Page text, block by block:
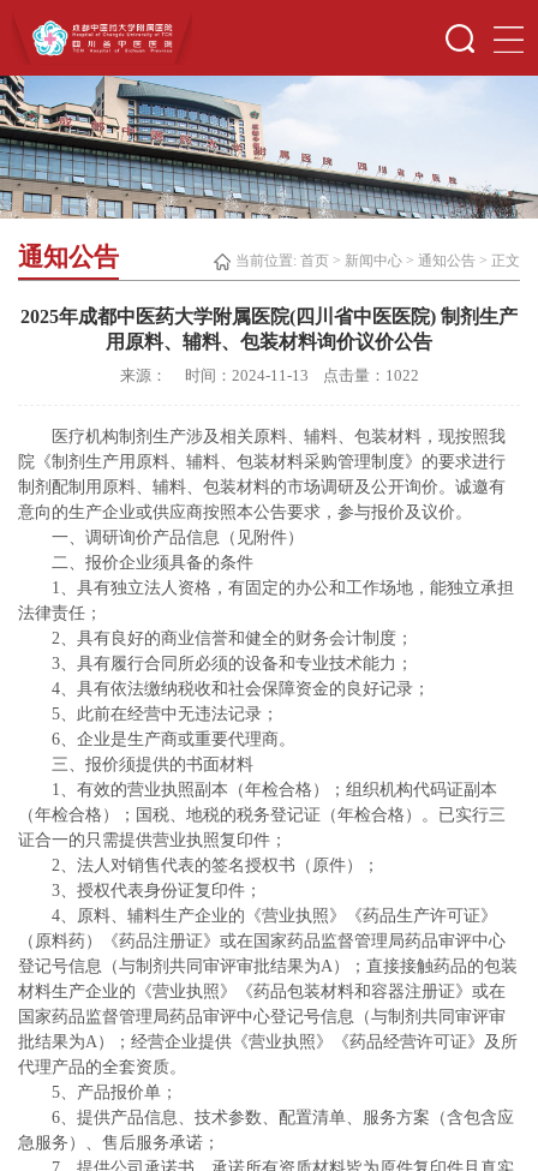
当前位置: 首页 > 新闻中心 > 通知公告 > 正文
通知公告
2025年成都中医药大学附属医院(四川省中医医院) 制剂生产
用原料、辅料、包装材料询价议价公告
来源： 时间：2024-11-13 点击量： 1022
医疗机构制剂生产涉及相关原料、辅料、包装材料，现按照我
院《制剂生产用原料、辅料、包装材料采购管理制度》的要求进行
制剂配制用原料、辅料、包装材料的市场调研及公开询价。诚邀有
意向的生产企业或供应商按照本公告要求，参与报价及议价。
一、调研询价产品信息（见附件）
二、报价企业须具备的条件
1、具有独立法人资格，有固定的办公和工作场地，能独立承担
法律责任；
2、具有良好的商业信誉和健全的财务会计制度；
3、具有履行合同所必须的设备和专业技术能力；
4、具有依法缴纳税收和社会保障资金的良好记录；
5、此前在经营中无违法记录；
6、企业是生产商或重要代理商。
三、报价须提供的书面材料
1、有效的营业执照副本（年检合格）；组织机构代码证副本
（年检合格）；国税、地税的税务登记证（年检合格）。已实行三
证合一的只需提供营业执照复印件；
2、法人对销售代表的签名授权书（原件）；
3、授权代表身份证复印件；
4、原料、辅料生产企业的《营业执照》《药品生产许可证》
（原料药）《药品注册证》或在国家药品监督管理局药品审评中心
登记号信息（与制剂共同审评审批结果为A）；直接接触药品的包装
材料生产企业的《营业执照》《药品包装材料和容器注册证》或在
国家药品监督管理局药品审评中心登记号信息（与制剂共同审评审
批结果为A）；经营企业提供《营业执照》《药品经营许可证》及所
代理产品的全套资质。
5、产品报价单；
6、提供产品信息、技术参数、配置清单、服务方案（含包含应
急服务）、售后服务承诺；